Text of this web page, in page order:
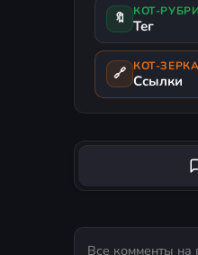
🔖 КОТ-
Тег
🔗 КОТ-
Ссылки
Все комменты на